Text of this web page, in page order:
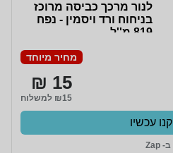
לנור מרכך כביסה מרוכז
בניחוח ורד ויסמין - נפח
819 מ''ל
מחיר מיוחד
15 ₪
₪15 למשלוח
קנו עכשיו
ב- Zap